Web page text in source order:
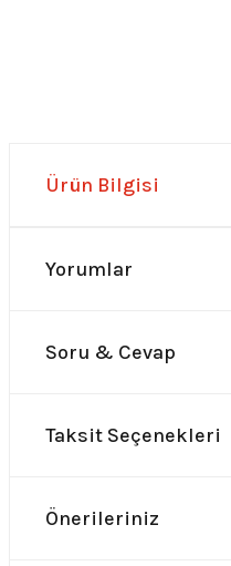
Ürün Bilgisi
Yorumlar
Soru & Cevap
Taksit Seçenekleri
Önerileriniz